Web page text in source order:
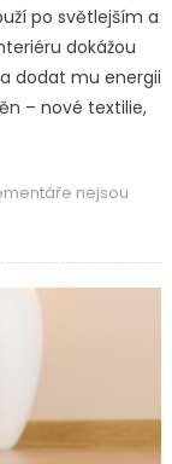
po světlejším a
dokážou
dodat mu energii
– nové textilie,
nejsou